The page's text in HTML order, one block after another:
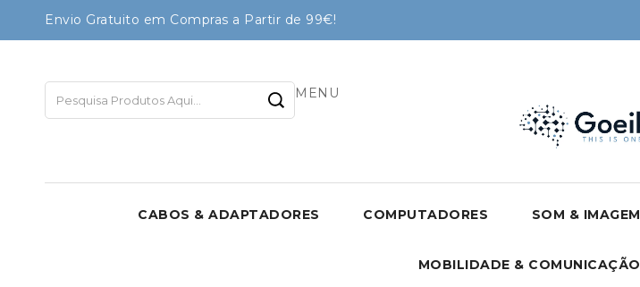
Envio Gratuito em Compras a Partir de 99€!
MENU
CABOS & ADAPTADORES COMPUTADORES SOM & IMAGEM
MOBILIDADE & COMUNICAÇÃO